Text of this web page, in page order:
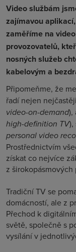
Video službám
zajímavou
zaměříme na
provozovatelů,
nosných služeb
kabelovým a
Připomeňme, že
řadí nejen
video-on-demand),
high-definition TV
personal video
Prostřednictvím
získat co nejvíce
z širokopásmových
Tradiční TV se
domácností, ale z
Přechod k
světě, společně s
vysílání v